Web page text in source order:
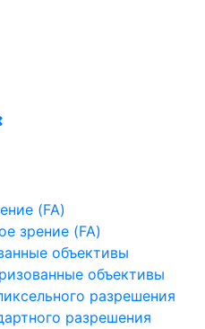
(FA)
зрение (FA)
объективы
объективы
разрешения
разрешения